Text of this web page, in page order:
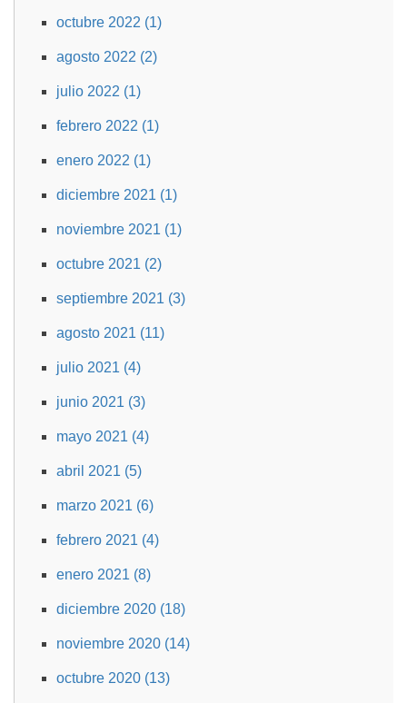
octubre 2022 (1)
agosto 2022 (2)
julio 2022 (1)
febrero 2022 (1)
enero 2022 (1)
diciembre 2021 (1)
noviembre 2021 (1)
octubre 2021 (2)
septiembre 2021 (3)
agosto 2021 (11)
julio 2021 (4)
junio 2021 (3)
mayo 2021 (4)
abril 2021 (5)
marzo 2021 (6)
febrero 2021 (4)
enero 2021 (8)
diciembre 2020 (18)
noviembre 2020 (14)
octubre 2020 (13)